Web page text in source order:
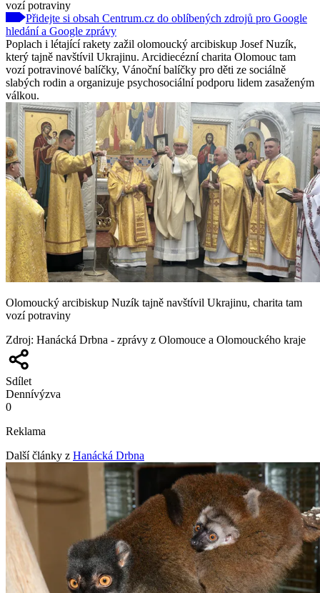
vozí potraviny
Přidejte si obsah Centrum.cz do oblíbených zdrojů pro Google
hledání a Google zprávy
Poplach i létající rakety zažil olomoucký arcibiskup Josef Nuzík,
který tajně navštívil Ukrajinu. Arcidiecézní charita Olomouc tam
vozí potravinové balíčky, Vánoční balíčky pro děti ze sociálně
slabých rodin a organizuje psychosociální podporu lidem zasaženým
válkou.
Olomoucký arcibiskup Nuzík tajně navštívil Ukrajinu, charita tam
vozí potraviny
Zdroj: Hanácká Drbna - zprávy z Olomouce a Olomouckého kraje
Sdílet
Dennívýzva
0
Reklama
Další články z Hanácká Drbna